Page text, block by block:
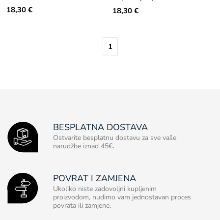
18,30 €
18,30 €
1
BESPLATNA DOSTAVA
Ostvarite besplatnu dostavu za sve vaše
narudžbe iznad 45€.
POVRAT I ZAMJENA
Ukoliko niste zadovoljni kupljenim
proizvodom, nudimo vam jednostavan proces
povrata ili zamjene.